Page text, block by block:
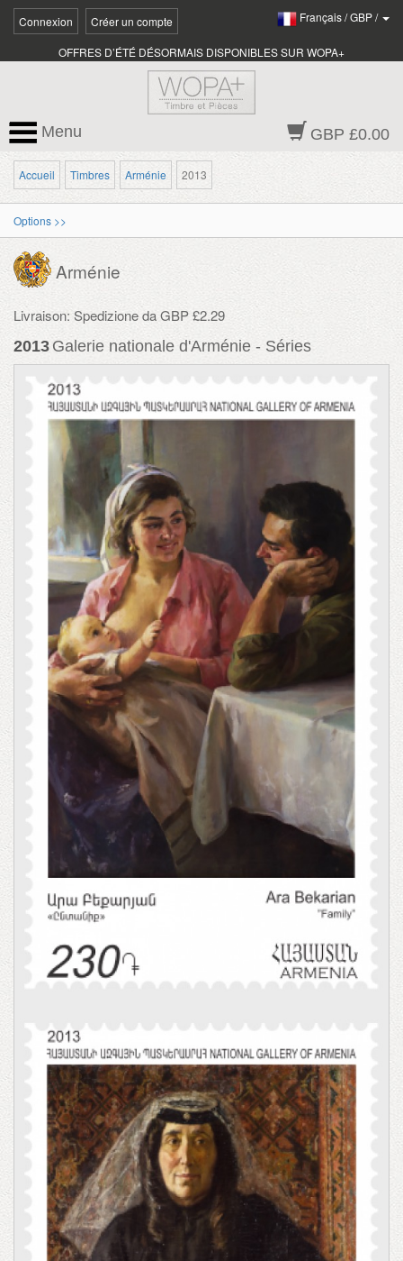
Connexion Créer un compte Français/GBP/
OFFRES D’ÉTÉ DÉSORMAIS DISPONIBLES SUR WOPA+
GBP £0.00
Menu
Accueil Timbres Arménie 2013
Options >>
Arménie
Livraison: Spedizione da GBP £2.29
2013 Galerie nationale d'Arménie - Séries